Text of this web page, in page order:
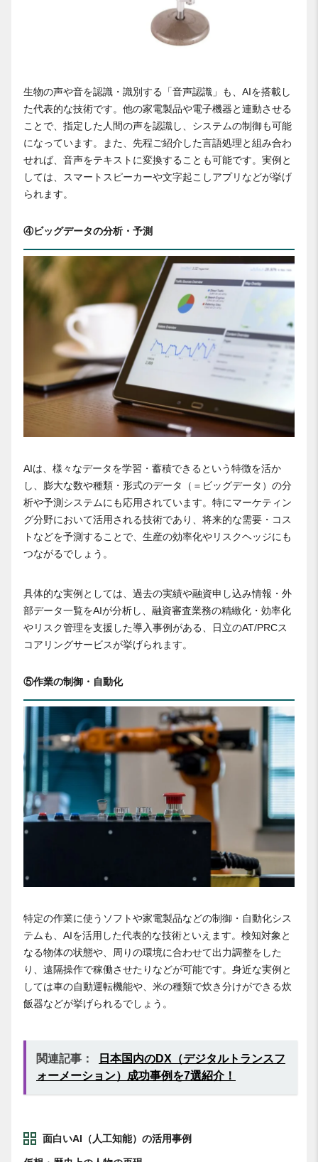
生物の声や音を認識・識別する「音声認識」も、AIを搭載し
た代表的な技術です。他の家電製品や電子機器と連動させる
ことで、指定した人間の声を認識し、システムの制御も可能
になっています。また、先程ご紹介した言語処理と組み合わ
せれば、音声をテキストに変換することも可能です。実例と
しては、スマートスピーカーや文字起こしアプリなどが挙げ
られます。
④ビッグデータの分析・予測
AIは、様々なデータを学習・蓄積できるという特徴を活か
し、膨大な数や種類・形式のデータ（＝ビッグデータ）の分
析や予測システムにも応用されています。特にマーケティン
グ分野において活用される技術であり、将来的な需要・コス
トなどを予測することで、生産の効率化やリスクヘッジにも
つながるでしょう。
具体的な実例としては、過去の実績や融資申し込み情報・外
部データ一覧をAIが分析し、融資審査業務の精緻化・効率化
やリスク管理を支援した導入事例がある、日立のAT/PRCス
コアリングサービスが挙げられます。
⑤作業の制御・自動化
特定の作業に使うソフトや家電製品などの制御・自動化シス
テムも、AIを活用した代表的な技術といえます。検知対象と
なる物体の状態や、周りの環境に合わせて出力調整をした
り、遠隔操作で稼働させたりなどが可能です。身近な実例と
しては車の自動運転機能や、米の種類で炊き分けができる炊
飯器などが挙げられるでしょう。
関連記事：
日本国内のDX（デジタルトランスフ
ォーメーション）成功事例を7選紹介！
面白いAI（人工知能）の活用事例